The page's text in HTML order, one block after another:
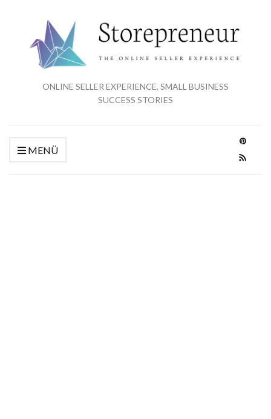
ONLINE SELLER EXPERIENCE, SMALL BUSINESS
SUCCESS STORIES
MENÜ